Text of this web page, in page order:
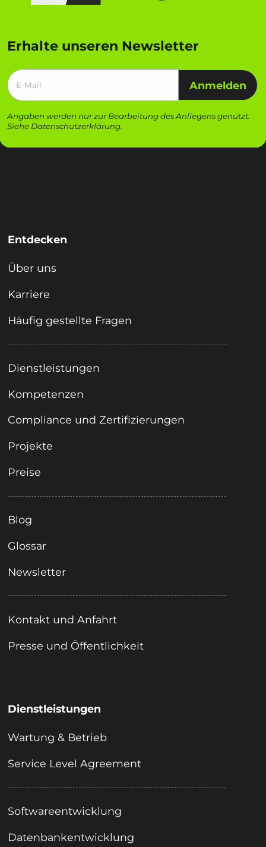
Erhalte unseren Newsletter
Anmelden
Angaben werden nur zur Bearbeitung des Anliegens genutzt.
Siehe Datenschutzerklärung.
Entdecken
Über uns
Karriere
Häufig gestellte Fragen
Dienstleistungen
Kompetenzen
Compliance und Zertifizierungen
Projekte
Preise
Blog
Glossar
Newsletter
Kontakt und Anfahrt
Presse und Öffentlichkeit
Dienstleistungen
Wartung & Betrieb
Service Level Agreement
Softwareentwicklung
Datenbankentwicklung